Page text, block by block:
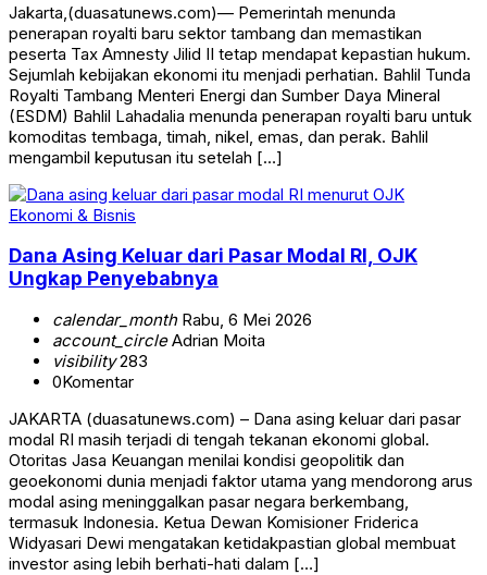
Jakarta,(duasatunews.com)— Pemerintah menunda
penerapan royalti baru sektor tambang dan memastikan
peserta Tax Amnesty Jilid II tetap mendapat kepastian hukum.
Sejumlah kebijakan ekonomi itu menjadi perhatian. Bahlil Tunda
Royalti Tambang Menteri Energi dan Sumber Daya Mineral
(ESDM) Bahlil Lahadalia menunda penerapan royalti baru untuk
komoditas tembaga, timah, nikel, emas, dan perak. Bahlil
mengambil keputusan itu setelah […]
Ekonomi & Bisnis
Dana Asing Keluar dari Pasar Modal RI, OJK
Ungkap Penyebabnya
calendar_monthRabu, 6 Mei 2026
account_circleAdrian Moita
visibility283
0Komentar
JAKARTA (duasatunews.com) – Dana asing keluar dari pasar
modal RI masih terjadi di tengah tekanan ekonomi global.
Otoritas Jasa Keuangan menilai kondisi geopolitik dan
geoekonomi dunia menjadi faktor utama yang mendorong arus
modal asing meninggalkan pasar negara berkembang,
termasuk Indonesia. Ketua Dewan Komisioner Friderica
Widyasari Dewi mengatakan ketidakpastian global membuat
investor asing lebih berhati-hati dalam […]